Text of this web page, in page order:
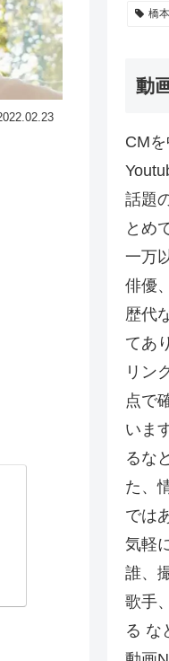
橋
動
CMを
話題
とめ
一万
俳優
歴代
てあ
リン
点で
いま
るな
た、
では
気軽
誰、
歌手
る な